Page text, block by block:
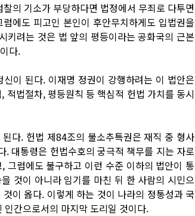
의 기소가 부당하다면 법정에서 무죄로 다투면
에도 피고인 본인이 후안무치하게도 입법권을
키려는 것은 법 앞의 평등이라는 공화국의 근본
다.
이 된다. 이재명 정권이 강행하려는 이 법안은
법절차, 평등원칙 등 핵심적 헌법 가치를 동시
다. 헌법 제84조의 불소추특권은 재직 중 형사
대통령은 헌법수호의 궁극적 책무를 지는 자로
그럼에도 불구하고 이런 수준 이하의 법안이 통
것이 아니라 임기를 마친 뒤 한 사람의 시민으
이 옳다. 이렇게 하는 것이 나라의 정통성과 국
간으로서의 마지막 도리일 것이다.